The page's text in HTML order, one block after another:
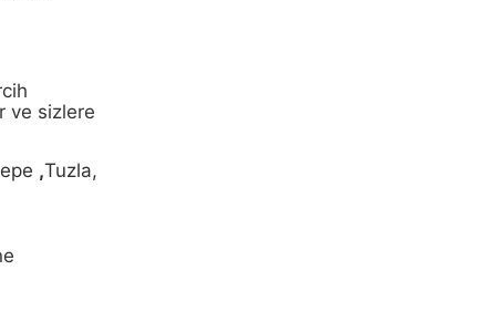
ve sizlere
,Tuzla,